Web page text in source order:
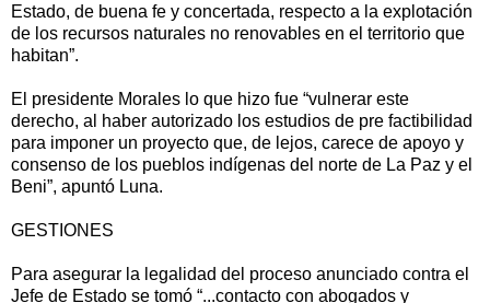
Estado, de buena fe y concertada, respecto a la explotación
de los recursos naturales no renovables en el territorio que
habitan”.
El presidente Morales lo que hizo fue “vulnerar este
derecho, al haber autorizado los estudios de pre factibilidad
para imponer un proyecto que, de lejos, carece de apoyo y
consenso de los pueblos indígenas del norte de La Paz y el
Beni”, apuntó Luna.
GESTIONES
Para asegurar la legalidad del proceso anunciado contra el
Jefe de Estado se tomó “...contacto con abogados y